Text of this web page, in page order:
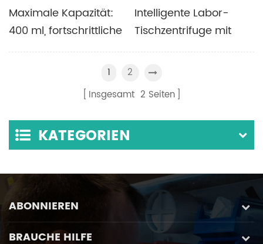
Maximale Kapazität:
400 ml, fortschrittliche
intelligente Tisch-
Intelligente Labor-
Tischzentrifuge mit
niedriger
Auswuchtung
1
2
Insgesamt 2 Seiten
KATEGORIEN
ABONNIEREN
BRAUCHE HILFE